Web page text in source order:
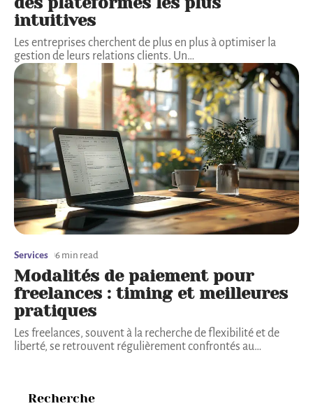
intuitives
Les entreprises cherchent de plus en plus à optimiser la
gestion de leurs relations clients. Un…
Services 6 min read
Modalités de paiement pour
freelances : timing et meilleures
pratiques
Les freelances, souvent à la recherche de flexibilité et de
liberté, se retrouvent régulièrement confrontés au…
Recherche